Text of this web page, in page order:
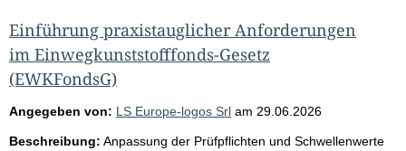
Einführung praxistauglicher Anforderungen
im Einwegkunststofffonds-Gesetz
(EWKFondsG)
Angegeben von: LS Europe-logos Srl am 29.06.2026
Beschreibung: Anpassung der Prüfpflichten und Schwellenwerte